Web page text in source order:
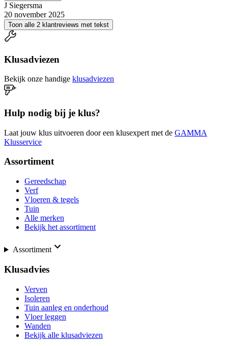
J Siegersma
20 november 2025
Toon alle 2 klantreviews met tekst
Klusadviezen
Bekijk onze handige klusadviezen
Hulp nodig bij je klus?
Laat jouw klus uitvoeren door een klusexpert met de GAMMA
Klusservice
Assortiment
Gereedschap
Verf
Vloeren & tegels
Tuin
Alle merken
Bekijk het assortiment
Assortiment
Klusadvies
Verven
Isoleren
Tuin aanleg en onderhoud
Vloer leggen
Wanden
Bekijk alle klusadviezen